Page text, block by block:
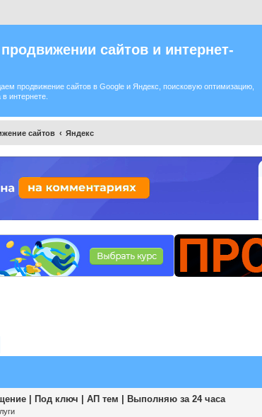
сайтов и интернет-
продвижение сайтов в Google и Яндекс, поисковую оптимизацию,
интернете.
сайтов Яндекс
| Под ключ | АП тем | Выполняю за 24 часа